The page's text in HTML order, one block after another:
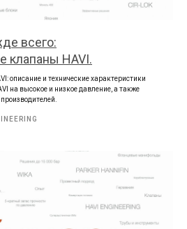
всего:
клапаны HAVI.
описание и технические характеристики
на высокое и низкое давление, а также